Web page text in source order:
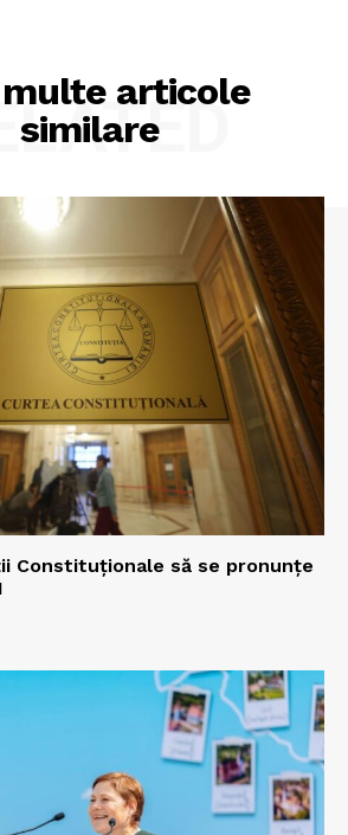
articole
similare
Constituționale să se pronunțe